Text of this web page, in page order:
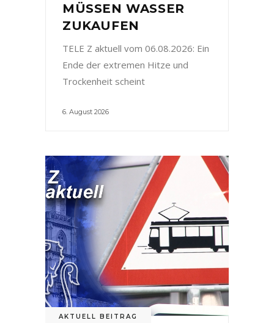
MÜSSEN WASSER
ZUKAUFEN
TELE Z aktuell vom 06.08.2026: Ein
Ende der extremen Hitze und
Trockenheit scheint
6. August 2026
AKTUELL BEITRAG